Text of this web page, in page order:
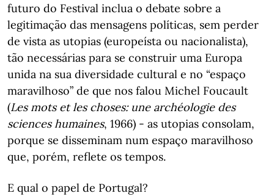
futuro do Festival inclua o debate sobre a
legitimação das mensagens políticas, sem perder
de vista as utopias (europeísta ou nacionalista),
tão necessárias para se construir uma Europa
unida na sua diversidade cultural e no “espaço
maravilhoso” de que nos falou Michel Foucault
(Les mots et les choses: une archéologie des
sciences humaines, 1966) - as utopias consolam,
porque se disseminam num espaço maravilhoso
que, porém, reflete os tempos.
E qual o papel de Portugal?